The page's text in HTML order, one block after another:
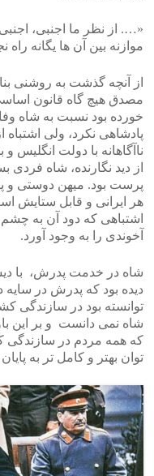
«…. از نظر ما اجنبی،
موازنه بین آن ها یگانه
از آنچه گذشت به روشنی
مصدق هیچ گاه قانون
خورده بود نسبت به شاه
پادشاهی نکرد، ولی اشتباه
ناآگاهانه با دولت انگلیس
از دید نگارنده، شاه
پرست بود. میهن دوستی و
هر ایرانی و قابل ستایش
اشتباهی که دود آن به
آخوندی را به وجود آورد.
شاه در خدمت پدرش، با
دیده بود که پدرش در
توانسته بود در سازندگی
شاه نمی دانست و بر این
که همه مردم در سازندگی
توان بهتر و کامل تر به